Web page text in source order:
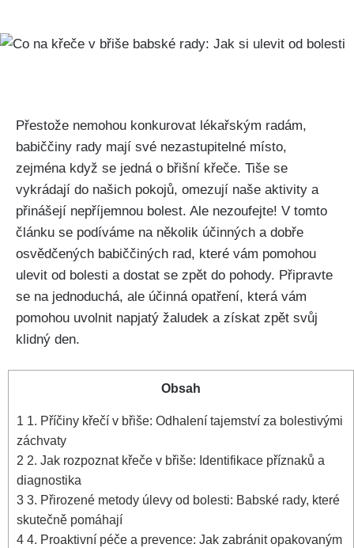
Přestože nemohou ​konkurovat lékařským​ radám,
babiččiny rady mají své ⁣nezastupitelné místo,
zejména když se jedná o břišní​ křeče.‌ Tiše se
vykrádají do našich ⁢pokojů, omezují naše aktivity ​a
přinášejí nepříjemnou ⁣bolest. Ale ‌nezoufejte! V tomto
článku se podíváme na několik účinných a dobře
‌osvědčených babiččiných ​rad, které vám pomohou
ulevit ‍od bolesti a dostat se zpět do pohody. Připravte
se na jednoduchá, ale účinná opatření,⁤ která ‍vám
⁢pomohou uvolnit napjatý ‌žaludek a‌ získat⁣ zpět svůj
klidný den.
Obsah
1 1. Příčiny‌ křečí v břiše: Odhalení tajemství za bolestivými
záchvaty
2 2. Jak rozpoznat křeče v břiše: Identifikace příznaků a
diagnostika
3 3. Přirozené metody úlevy od bolesti: Babské rady, ‌které
skutečně pomáhají
4 4. Proaktivní péče a prevence: Jak⁣ zabránit opakovaným